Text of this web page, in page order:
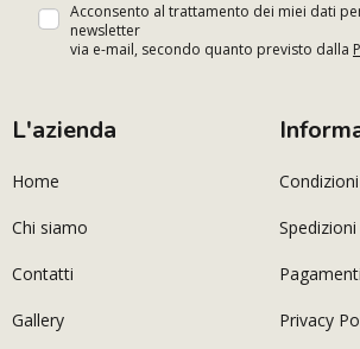
Acconsento al trattamento dei miei dati
newsletter
via e-mail, secondo quanto previsto dalla
L'azienda
Home
Chi siamo
Contatti
Gallery
Spedizioni
Pagamenti
Privacy